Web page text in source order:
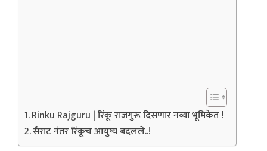
Rinku Rajguru | रिंकू राजगुरू दिसणार नव्या भूमिकेत !
सैराट नंतर रिंकूच आयुष्य बदलले..!